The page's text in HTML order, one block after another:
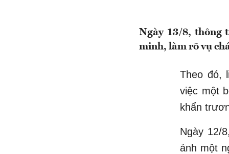
Ngày 13/8, thông
minh, làm rõ vụ
Theo đó,
việc một
khẩn
Ngày 12/
ảnh một